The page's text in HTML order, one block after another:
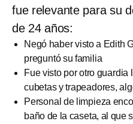
fue relevante para su
de 24 años:
Negó haber visto a Edith
preguntó su familia
Fue visto por otro
cubetas y trapeadores,
Personal de limpieza
baño de la caseta, al que